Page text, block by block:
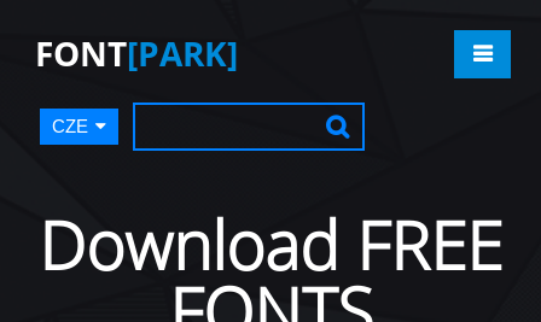
FONT[PARK]
CZE
Download FREE